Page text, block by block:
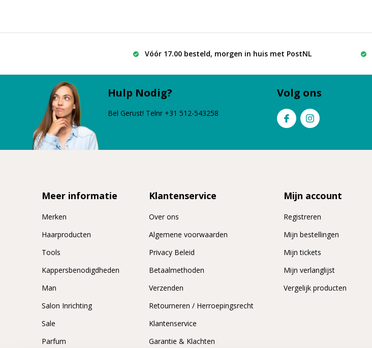
Vóór 17.00 besteld, morgen in huis met PostNL
Hulp Nodig?
Bel Gerust! Telnr +31 512-543258
Volg ons
Meer informatie
Merken
Haarproducten
Tools
Kappersbenodigdheden
Man
Salon Inrichting
Sale
Parfum
Klantenservice
Over ons
Algemene voorwaarden
Privacy Beleid
Betaalmethoden
Verzenden
Retourneren / Herroepingsrecht
Klantenservice
Garantie & Klachten
Mijn account
Registreren
Mijn bestellingen
Mijn tickets
Mijn verlanglijst
Vergelijk producten